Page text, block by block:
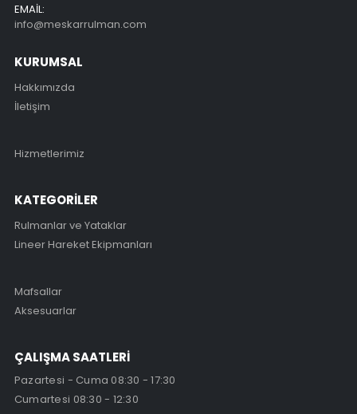
EMAIL:
info@meskarrulman.com
KURUMSAL
Hakkımızda
İletişim
Hizmetlerimiz
KATEGORİLER
Rulmanlar ve Yataklar
Lineer Hareket Ekipmanları
Mafsallar
Aksesuarlar
ÇALIŞMA SAATLERİ
Pazartesi - Cuma 08:30 - 17:30
Cumartesi 08:30 - 12:30